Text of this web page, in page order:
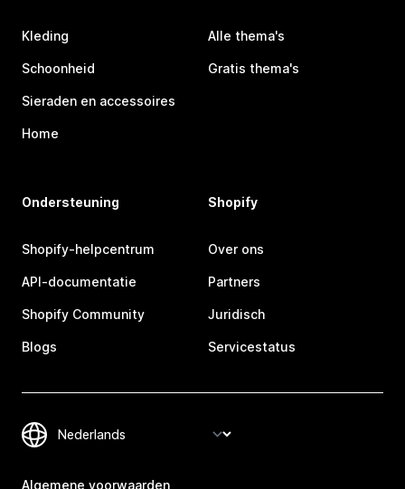
Kleding
Schoonheid
Sieraden en accessoires
Home
Alle thema's
Gratis thema's
Ondersteuning
Shopify-helpcentrum
API-documentatie
Shopify Community
Blogs
Shopify
Over ons
Partners
Juridisch
Servicestatus
Algemene voorwaarden